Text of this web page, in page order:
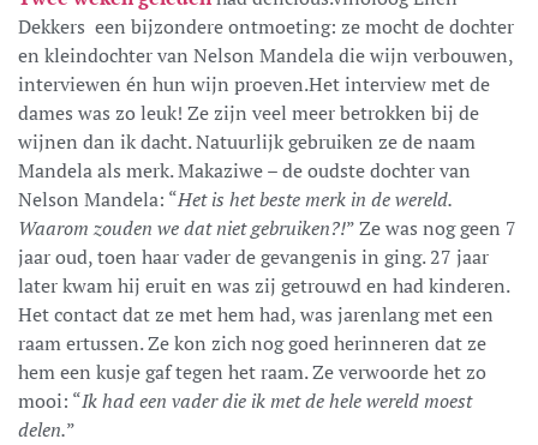
Dekkers een bijzondere ontmoeting: ze mocht de dochter
en kleindochter van Nelson Mandela die wijn verbouwen,
interviewen én hun wijn proeven.Het interview met de
dames was zo leuk! Ze zijn veel meer betrokken bij de
wijnen dan ik dacht. Natuurlijk gebruiken ze de naam
Mandela als merk. Makaziwe – de oudste dochter van
Nelson Mandela: “Het is het beste merk in de wereld.
Waarom zouden we dat niet gebruiken?!” Ze was nog geen 7
jaar oud, toen haar vader de gevangenis in ging. 27 jaar
later kwam hij eruit en was zij getrouwd en had kinderen.
Het contact dat ze met hem had, was jarenlang met een
raam ertussen. Ze kon zich nog goed herinneren dat ze
hem een kusje gaf tegen het raam. Ze verwoorde het zo
mooi: “Ik had een vader die ik met de hele wereld moest
delen.”